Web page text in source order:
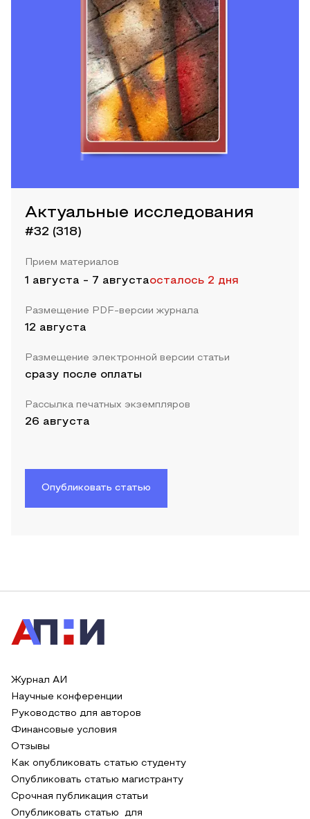
Актуальные исследования
#32 (318)
Прием материалов
1 августа - 7 августаосталось 2 дня
Размещение PDF-версии журнала
12 августа
Размещение электронной версии статьи
сразу после оплаты
Рассылка печатных экземпляров
26 августа
Опубликовать статью
Журнал АИ
Научные конференции
Руководство для авторов
Финансовые условия
Отзывы
Как опубликовать статью студенту
Опубликовать статью магистранту
Срочная публикация статьи
Опубликовать статью для